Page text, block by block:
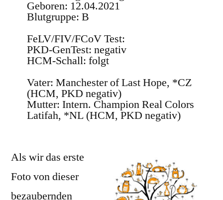
Geboren: 12.04.2021
Blutgruppe: B
FeLV/FIV/FCoV Test:
PKD-GenTest: negativ
HCM-Schall: folgt
Vater: Manchester of Last Hope, *CZ
(HCM, PKD negativ)
Mutter: Intern. Champion Real Colors
Latifah, *NL (HCM, PKD negativ)
Als wir das erste
Foto von dieser
bezaubernden